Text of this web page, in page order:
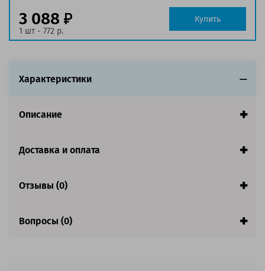
Совместим с аппаратами
3 088
1 шт - 772 р.
Купить
Характеристики
Описание
Доставка и оплата
Отзывы (0)
Вопросы (0)